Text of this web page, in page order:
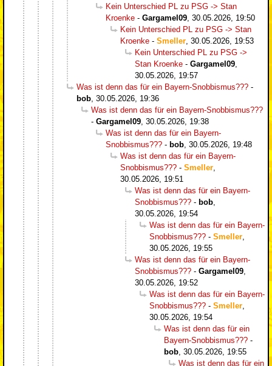
Kein Unterschied PL zu PSG -> Stan
Kroenke - Gargamel09 30.05.2026, 19:50
Kein Unterschied PL zu PSG -> Stan
Kroenke - Smeller 30.05.2026, 19:53
Kein Unterschied PL zu PSG ->
Stan Kroenke - Gargamel09
30.05.2026, 19:57
Was ist denn das für ein Bayern-Snobbismus??? -
bob 30.05.2026, 19:36
Was ist denn das für ein Bayern-Snobbismus???
- Gargamel09 30.05.2026, 19:38
Was ist denn das für ein Bayern-
Snobbismus??? - bob 30.05.2026, 19:48
Was ist denn das für ein Bayern-
Snobbismus??? - Smeller
30.05.2026, 19:51
Was ist denn das für ein Bayern-
Snobbismus??? - bob
30.05.2026, 19:54
Was ist denn das für ein Bayern-
Snobbismus??? - Smeller
30.05.2026, 19:55
Was ist denn das für ein Bayern-
Snobbismus??? - Gargamel09
30.05.2026, 19:52
Was ist denn das für ein Bayern-
Snobbismus??? - Smeller
30.05.2026, 19:54
Was ist denn das für ein
Bayern-Snobbismus??? -
bob 30.05.2026, 19:55
Was ist denn das für ein